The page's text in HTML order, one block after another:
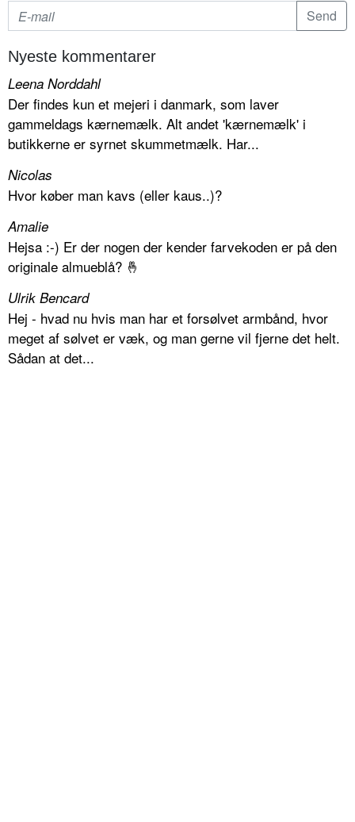
Nyeste kommentarer
Leena Norddahl
Der findes kun et mejeri i danmark, som laver
gammeldags kærnemælk. Alt andet 'kærnemælk' i
butikkerne er syrnet skummetmælk. Har...
Nicolas
Hvor køber man kavs (eller kaus..)?
Amalie
Hejsa :-) Er der nogen der kender farvekoden er på den
originale almueblå? 🤞
Ulrik Bencard
Hej - hvad nu hvis man har et forsølvet armbånd, hvor
meget af sølvet er væk, og man gerne vil fjerne det helt.
Sådan at det...